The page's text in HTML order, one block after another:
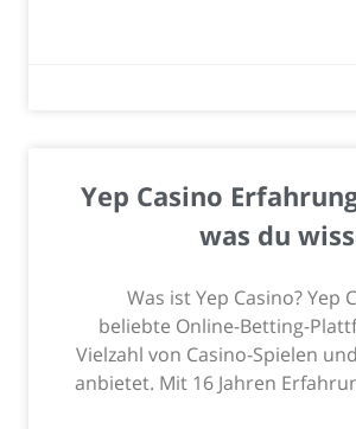
Yep Casino
was du
Was ist Yep Casino? Yep
beliebte Online-Betting-
Vielzahl von Casino-Spielen
anbietet. Mit 16 Jahren